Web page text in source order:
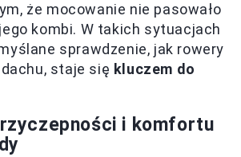
że mocowanie nie pasowało
kombi. W takich sytuacjach
sprawdzenie, jak rowery
staje się kluczem do
i komfortu